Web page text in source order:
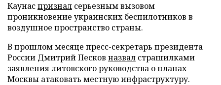
Каунаспризнал серьезным вызовом
проникновение украинских беспилотников в
воздушное пространство страны.
В прошлом месяце пресс-секретарь президента
России Дмитрий Песков назвал страшилками
заявления литовского руководства о планах
Москвы атаковать местную инфраструктуру.